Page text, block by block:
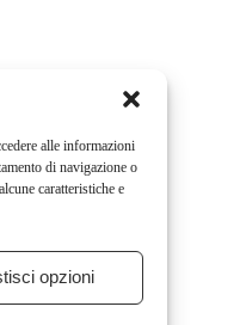
alle informazioni
di navigazione o
caratteristiche e
opzioni